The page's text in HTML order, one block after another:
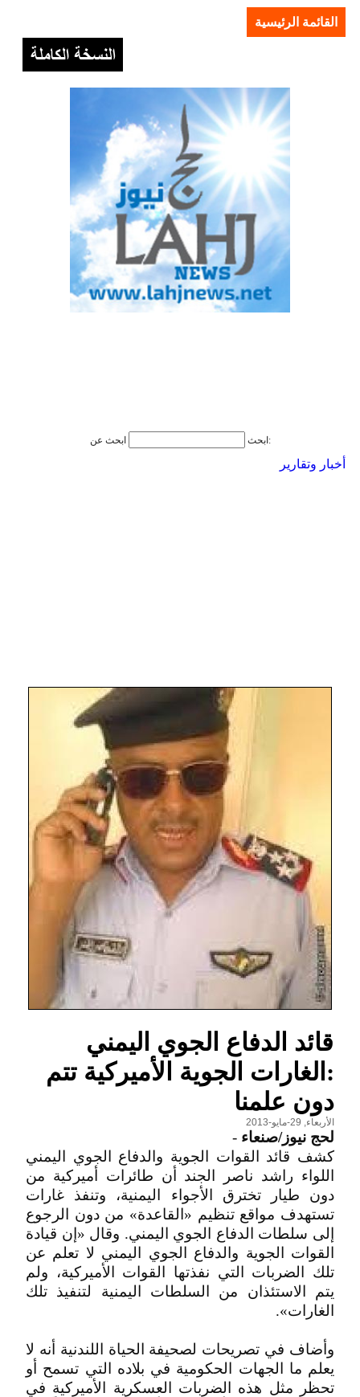
القائمة الرئيسية
ابحث ابحث عن:
أخبار وتقارير
قائد الدفاع الجوي اليمني
:الغارات الجوية الأميركية تتم
دون علمنا
الأربعاء, 29-مايو-2013
لحج نيوز/صنعاء -
كشف قائد القوات الجوية والدفاع الجوي اليمني
اللواء راشد ناصر الجند أن طائرات أميركية من
دون طيار تخترق الأجواء اليمنية، وتنفذ غارات
تستهدف مواقع تنظيم «القاعدة» من دون الرجوع
إلى سلطات الدفاع الجوي اليمني. وقال «إن قيادة
القوات الجوية والدفاع الجوي اليمني لا تعلم عن
تلك الضربات التي نفذتها القوات الأميركية، ولم
يتم الاستئذان من السلطات اليمنية لتنفيذ تلك
الغارات».
وأضاف في تصريحات لصحيفة الحياة اللندنية أنه لا
يعلم ما الجهات الحكومية في بلاده التي تسمح أو
تحظر مثل هذه الضربات العسكرية الأميركية في